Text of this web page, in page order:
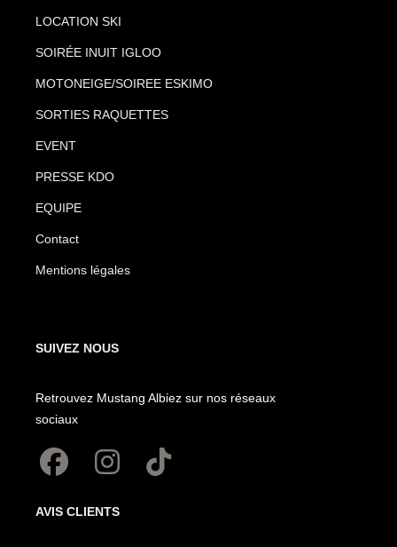
LOCATION SKI
SOIRÉE INUIT IGLOO
MOTONEIGE/SOIREE ESKIMO
SORTIES RAQUETTES
EVENT
PRESSE KDO
EQUIPE
Contact
Mentions légales
SUIVEZ NOUS
Retrouvez Mustang Albiez sur nos réseaux
sociaux
AVIS CLIENTS